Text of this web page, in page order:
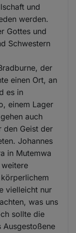
und
werden.
Gottes und
Schwestern
der
einen Ort, an
es in
einem Lager
auch
den Geist der
Johannes
in Mutemwa
vielleicht nur
was uns
sollte die
Ausgestoßene